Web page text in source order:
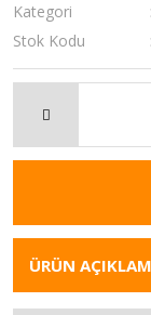
Kategori
Stok Kodu
ÜRÜN